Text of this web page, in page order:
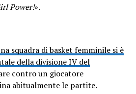
Power!».
squadra di basket femminile si è
della divisione IV del
contro un giocatore
abitualmente le partite.